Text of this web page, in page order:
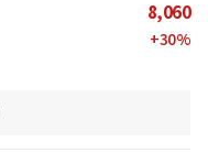
8,060
+30%